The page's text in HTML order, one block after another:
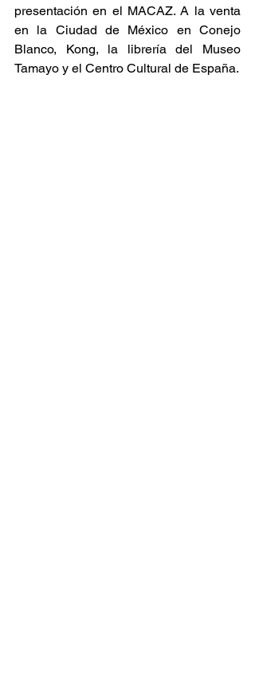
presentación en el MACAZ. A la venta
en la Ciudad de México en Conejo
Blanco, Kong, la librería del Museo
Tamayo y el Centro Cultural de España.